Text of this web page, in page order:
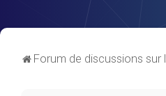
Forum de discussions